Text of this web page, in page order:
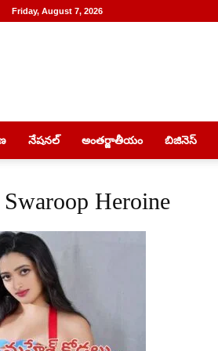
Friday, August 7, 2026
నేషనల్ అంతర్జాతీయం బిజినెస్
Heroine